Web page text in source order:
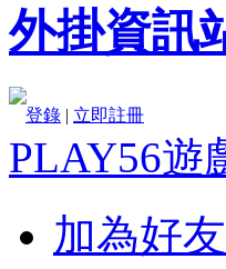
登錄 | 立即註冊
PLAY56遊
加為好友